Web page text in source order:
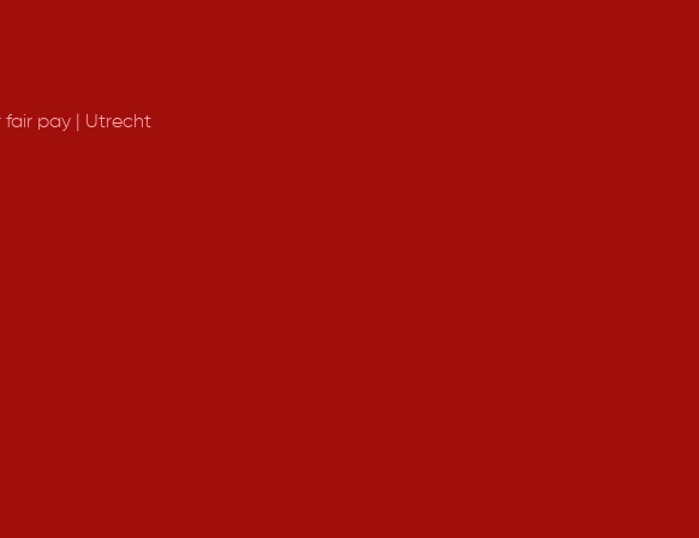
fair pay | Utrecht